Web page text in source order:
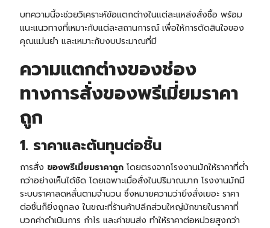
บทความนี้จะช่วยวิเคราะห์ข้อแตกต่างในแต่ละแหล่งสั่งซื้อ พร้อม
แนะแนวทางที่เหมาะกับแต่ละสถานการณ์ เพื่อให้การตัดสินใจของ
คุณแม่นยำ และเหมาะกับงบประมาณที่มี
ความแตกต่างของช่อง
ทางการสั่งของพรีเมี่ยมราคา
ถูก
1. ราคาและต้นทุนต่อชิ้น
การสั่ง ของพรีเมี่ยมราคาถูกโดยตรงจากโรงงานมักให้ราคาที่ต่ำ
กว่าอย่างเห็นได้ชัด โดยเฉพาะเมื่อสั่งในปริมาณมาก โรงงานมักมี
ระบบราคาลดหลั่นตามจำนวน ซึ่งหมายความว่ายิ่งสั่งเยอะ ราคา
ต่อชิ้นก็ยิ่งถูกลง ในขณะที่ร้านค้าปลีกส่วนใหญ่มักขายในราคาที่
บวกค่าดำเนินการ กำไร และค่าขนส่ง ทำให้ราคาต่อหน่วยสูงกว่า